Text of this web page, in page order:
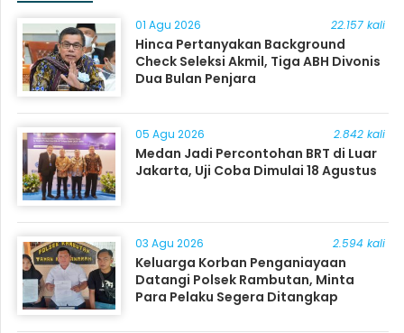
01 Agu 2026 22.157 kali
Hinca Pertanyakan Background
Check Seleksi Akmil, Tiga ABH Divonis
Dua Bulan Penjara
05 Agu 2026 2.842 kali
Medan Jadi Percontohan BRT di Luar
Jakarta, Uji Coba Dimulai 18 Agustus
03 Agu 2026 2.594 kali
Keluarga Korban Penganiayaan
Datangi Polsek Rambutan, Minta
Para Pelaku Segera Ditangkap